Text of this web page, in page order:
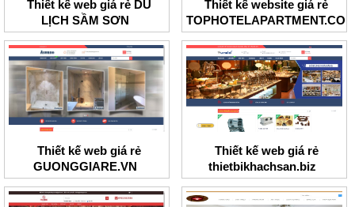
Thiết kế web giá rẻ DU
LỊCH SẦM SƠN
Thiết kế website giá rẻ
TOPHOTELAPARTMENT.COM
Thiết kế web giá rẻ
GUONGGIARE.VN
Thiết kế web giá rẻ
thietbikhachsan.biz